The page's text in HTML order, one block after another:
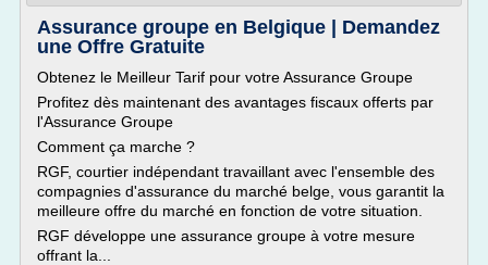
Assurance groupe en Belgique | Demandez
une Offre Gratuite
Obtenez le Meilleur Tarif pour votre Assurance Groupe
Profitez dès maintenant des avantages fiscaux offerts par
l'Assurance Groupe
Comment ça marche ?
RGF, courtier indépendant travaillant avec l'ensemble des
compagnies d'assurance du marché belge, vous garantit la
meilleure offre du marché en fonction de votre situation.
RGF développe une assurance groupe à votre mesure
offrant la...